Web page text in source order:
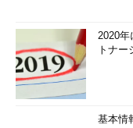
2020年
トナ
基本情